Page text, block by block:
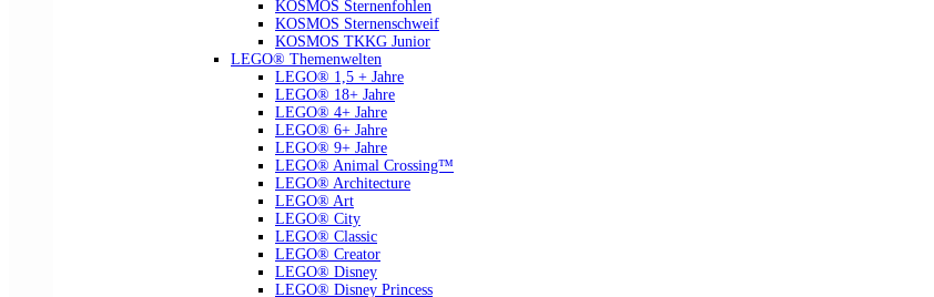
KOSMOS Sternenfohlen
KOSMOS Sternenschweif
KOSMOS TKKG Junior
LEGO® Themenwelten
LEGO® 1,5 + Jahre
LEGO® 18+ Jahre
LEGO® 4+ Jahre
LEGO® 6+ Jahre
LEGO® 9+ Jahre
LEGO® Animal Crossing™
LEGO® Architecture
LEGO® Art
LEGO® City
LEGO® Classic
LEGO® Creator
LEGO® Disney
LEGO® Disney Princess